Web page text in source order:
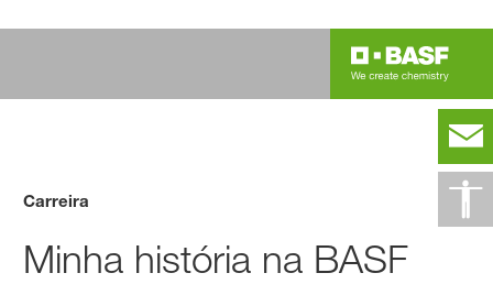
Carreira
Minha história na BASF